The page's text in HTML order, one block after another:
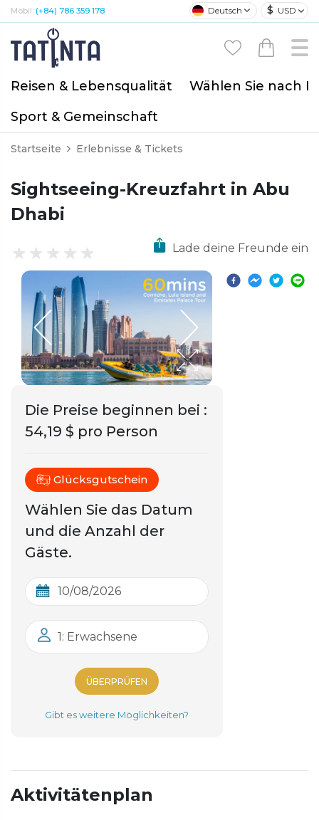
Mobil: (+84) 786 359 178 Deutsch $ USD
Reisen & Lebensqualität
Wählen Sie nach
Sport & Gemeinschaft
Startseite Erlebnisse & Tickets
Sightseeing-Kreuzfahrt in Abu
Dhabi
Lade deine Freunde ein
Die Preise beginnen bei :
54,19 $ pro Person
Glücksgutschein
Wählen Sie das Datum
und die Anzahl der
Gäste.
1: Erwachsene
ÜBERPRÜFEN
Gibt es weitere Möglichkeiten?
Aktivitätenplan